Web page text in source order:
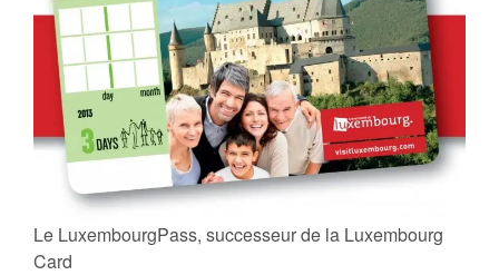
Le LuxembourgPass, successeur de la Luxembourg
Card